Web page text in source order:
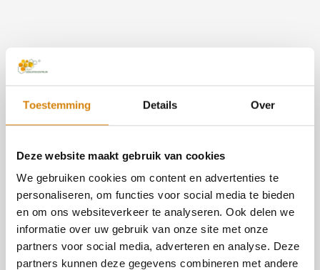
Toestemming Details Over
Deze website maakt gebruik van cookies
We gebruiken cookies om content en advertenties te
personaliseren, om functies voor social media te bieden
en om ons websiteverkeer te analyseren. Ook delen we
informatie over uw gebruik van onze site met onze
partners voor social media, adverteren en analyse. Deze
partners kunnen deze gegevens combineren met andere
Openstaande vacatures
Coördinator provinciale vrijwilligers
provinciale contactpersonen voor de provincies Zuid
Holland, Zeeland, Flevoland, Limburg en Drenthe!